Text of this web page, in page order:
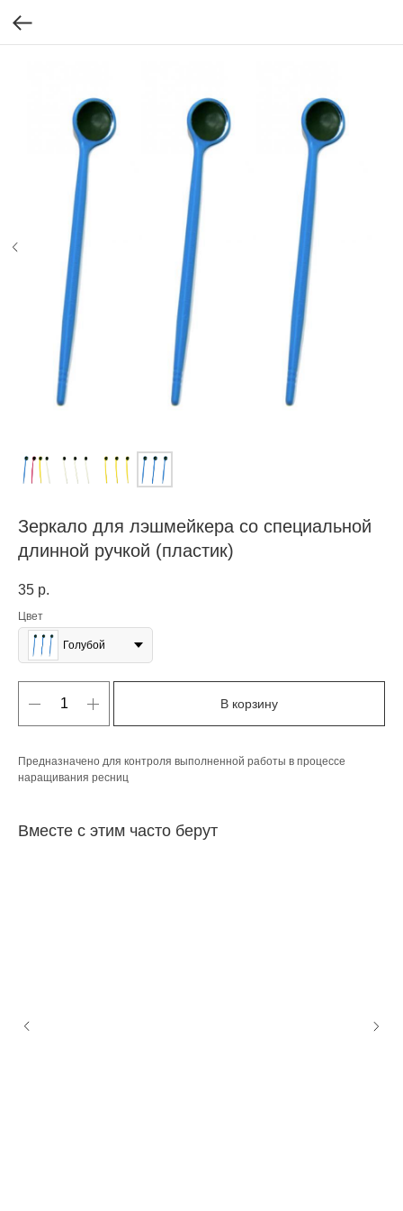
Зеркало для лэшмейкера со специальной
длинной ручкой (пластик)
35 р.
Цвет
Голубой
В корзину
Предназначено для контроля выполненной работы в процессе
наращивания ресниц
Вместе с этим часто берут